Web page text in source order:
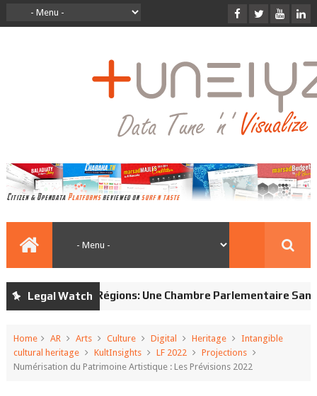
Legal Watch
Conseil des Régions: Une Chambre Parlementaire Sans
Home AR Arts Culture Digital Heritage
Intangible
cultural heritage
KultInsights LF 2022
Projections
Numérisation du Patrimoine Artistique : Les Prévisions 2022